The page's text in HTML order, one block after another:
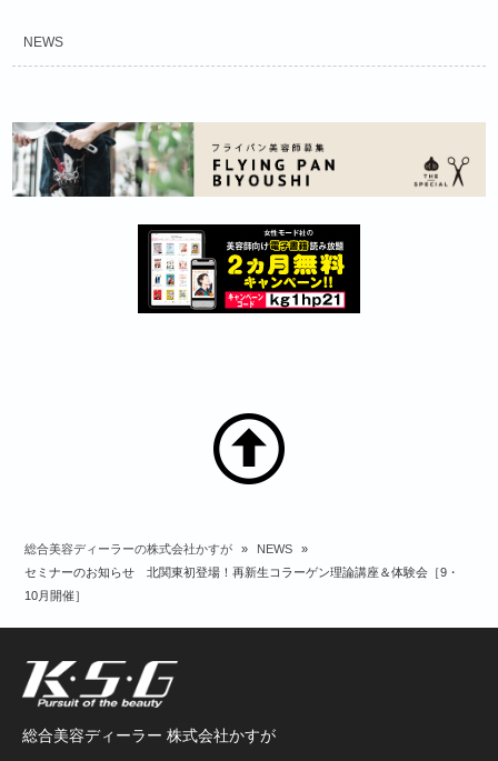
NEWS
総合美容ディーラーの株式会社かすが » NEWS
»
セミナーのお知らせ 北関東初登場！再新生コラーゲン理論講座＆体験会［9・
10月開催］
総合美容ディーラー 株式会社かすが